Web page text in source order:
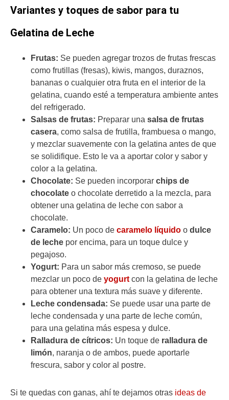
Variantes y toques de sabor para tu
Gelatina de Leche
Frutas: Se pueden agregar trozos de frutas frescas
como frutillas (fresas), kiwis, mangos, duraznos,
bananas o cualquier otra fruta en el interior de la
gelatina, cuando esté a temperatura ambiente antes
del refrigerado.
Salsas de frutas: Preparar una salsa de frutas
casera, como salsa de frutilla, frambuesa o mango,
y mezclar suavemente con la gelatina antes de que
se solidifique. Esto le va a aportar color y sabor y
color a la gelatina.
Chocolate: Se pueden incorporar chips de
chocolate o chocolate derretido a la mezcla, para
obtener una gelatina de leche con sabor a
chocolate.
Caramelo: Un poco de caramelo líquido o dulce
de leche por encima, para un toque dulce y
pegajoso.
Yogurt: Para un sabor más cremoso, se puede
mezclar un poco de yogurt con la gelatina de leche
para obtener una textura más suave y diferente.
Leche condensada: Se puede usar una parte de
leche condensada y una parte de leche común,
para una gelatina más espesa y dulce.
Ralladura de cítricos: Un toque de ralladura de
limón, naranja o de ambos, puede aportarle
frescura, sabor y color al postre.
Si te quedas con ganas, ahí te dejamos otras ideas de